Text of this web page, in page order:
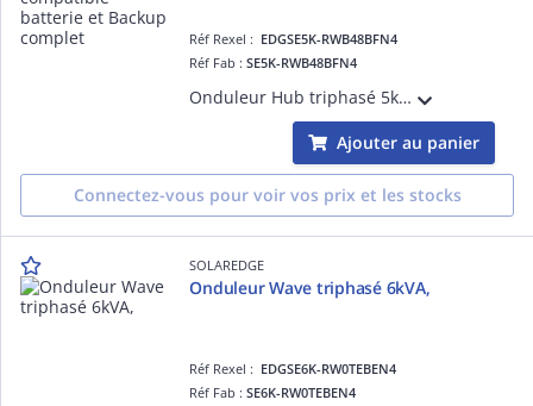
Réf Rexel : EDGSE5K-RWB48BFN4
Réf Fab :SE5K-RWB48BFN4
Onduleur Hub triphasé 5kVA, Gamme Résidentielle, pour pouvoir bénéficier d'un Backup, compatible avec l'écosystème de SolarEdge : Interface de Backup 3ph, Batterie 48V, Chargeur de VE, et appareils de domotique.
Ajouter au panier
Connectez-vous pour voir vos prix et les stocks
SOLAREDGE
Onduleur Wave triphasé 6kVA,
Réf Rexel : EDGSE6K-RW0TEBEN4
Réf Fab :SE6K-RW0TEBEN4